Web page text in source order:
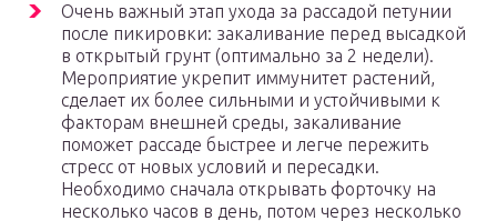
Очень важный этап ухода за рассадой петунии
после пикировки: закаливание перед высадкой
в открытый грунт (оптимально за 2 недели).
Мероприятие укрепит иммунитет растений,
сделает их более сильными и устойчивыми к
факторам внешней среды, закаливание
поможет рассаде быстрее и легче пережить
стресс от новых условий и пересадки.
Необходимо сначала открывать форточку на
несколько часов в день, потом через несколько